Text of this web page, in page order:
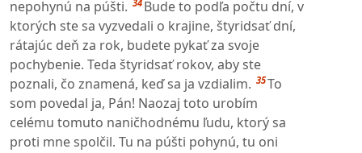
nepohynú na púšti. 34 Bude to podľa počtu dní, v
ktorých ste sa vyzvedali o krajine, štyridsať dní,
rátajúc deň za rok, budete pykať za svoje
pochybenie. Teda štyridsať rokov, aby ste
poznali, čo znamená, keď sa ja vzdialim. 35To
som povedal ja, Pán! Naozaj toto urobím
celému tomuto naničhodnému ľudu, ktorý sa
proti mne spolčil. Tu na púšti pohynú, tu oni